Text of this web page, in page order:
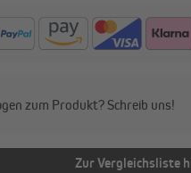
zum Produkt? Schreib uns!
Zur Vergleichsliste